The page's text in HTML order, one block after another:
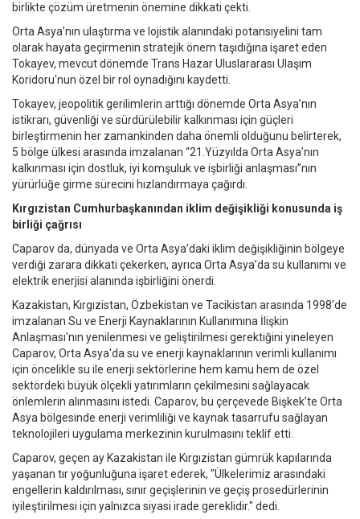
birlikte çözüm üretmenin önemine dikkati çekti.
Orta Asya’nın ulaştırma ve lojistik alanındaki potansiyelini tam
olarak hayata geçirmenin stratejik önem taşıdığına işaret eden
Tokayev, mevcut dönemde Trans Hazar Uluslararası Ulaşım
Koridoru'nun özel bir rol oynadığını kaydetti.
Tokayev, jeopolitik gerilimlerin arttığı dönemde Orta Asya’nın
istikrarı, güvenliği ve sürdürülebilir kalkınması için güçleri
birleştirmenin her zamankinden daha önemli olduğunu belirterek,
5 bölge ülkesi arasında imzalanan “21.Yüzyılda Orta Asya’nın
kalkınması için dostluk, iyi komşuluk ve işbirliği anlaşması”nın
yürürlüğe girme sürecini hızlandırmaya çağırdı.
Kırgızistan Cumhurbaşkanından iklim değişikliği konusunda iş
birliği çağrısı
Caparov da, dünyada ve Orta Asya’daki iklim değişikliğinin bölgeye
verdiği zarara dikkati çekerken, ayrıca Orta Asya’da su kullanımı ve
elektrik enerjisi alanında işbirliğini önerdi.
Kazakistan, Kırgızistan, Özbekistan ve Tacikistan arasında 1998'de
imzalanan Su ve Enerji Kaynaklarının Kullanımına İlişkin
Anlaşması'nın yenilenmesi ve geliştirilmesi gerektiğini yineleyen
Caparov, Orta Asya'da su ve enerji kaynaklarının verimli kullanımı
için öncelikle su ile enerji sektörlerine hem kamu hem de özel
sektördeki büyük ölçekli yatırımların çekilmesini sağlayacak
önlemlerin alınmasını istedi. Caparov, bu çerçevede Bişkek’te Orta
Asya bölgesinde enerji verimliliği ve kaynak tasarrufu sağlayan
teknolojileri uygulama merkezinin kurulmasını teklif etti.
Caparov, geçen ay Kazakistan ile Kırgızistan gümrük kapılarında
yaşanan tır yoğunluğuna işaret ederek, "Ülkelerimiz arasındaki
engellerin kaldırılması, sınır geçişlerinin ve geçiş prosedürlerinin
iyileştirilmesi için yalnızca siyasi irade gereklidir." dedi.